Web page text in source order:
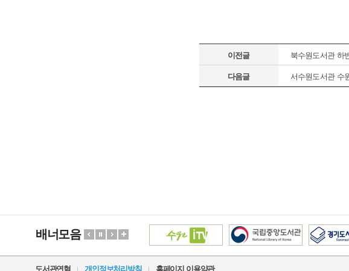
이전글 북수원도서관 하
다음글 서수원도서관 수
배너모음
도서관연혁 개인정보처리방침 홈페이지 이용약관